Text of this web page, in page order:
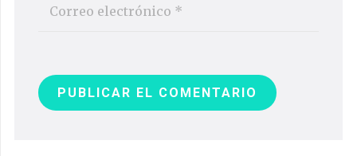
PUBLICAR EL COMENTARIO